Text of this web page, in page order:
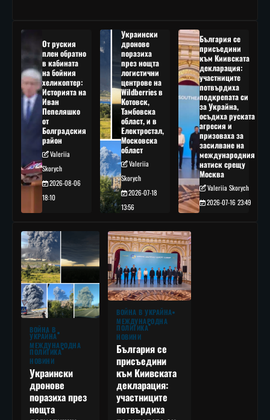
От руския
плен обратно
в кабината
на бойния
хеликоптер:
Историята на
Иван
Пепеляшко
от
Болградския
район
Valeriia
Skorych
2026-08-06
18:10
Украински
дронове
поразиха
през нощта
логистични
центрове на
Wildberries в
Котовск,
Тамбовска
област, и в
Електростал,
Московска
област
Valeriia
Skorych
2026-07-18
13:56
България се
присъедини
към Киивската
декларация:
участниците
потвърдиха
подкрепата си
за Украйна,
осъдиха руската
агресия и
призоваха за
засилване на
международния
натиск срещу
Москва
Valeriia Skorych
2026-07-16 23:49
ВОЙНА В
УКРАЙНА
МЕЖДУНАРОДНА
ПОЛИТИКА
НОВИНИ
Украински
дронове
поразиха през
нощта
ВОЙНА В УКРАЙНА
МЕЖДУНАРОДНА
ПОЛИТИКА
НОВИНИ
България се
присъедини
към Киивската
декларация:
участниците
потвърдиха